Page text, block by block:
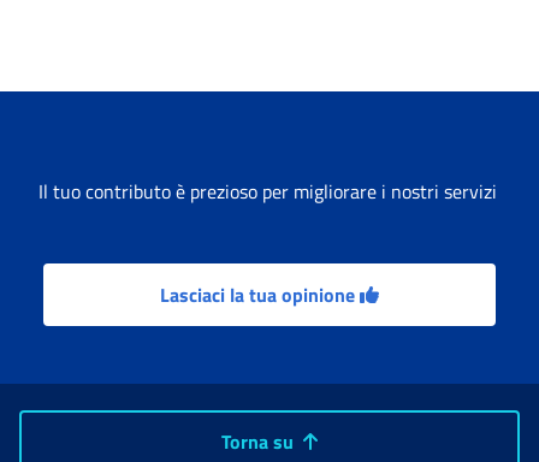
Il tuo contributo è prezioso per migliorare i nostri servizi
Lasciaci la tua opinione
Torna su